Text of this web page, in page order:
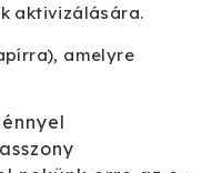
aktivizálására.
amelyre